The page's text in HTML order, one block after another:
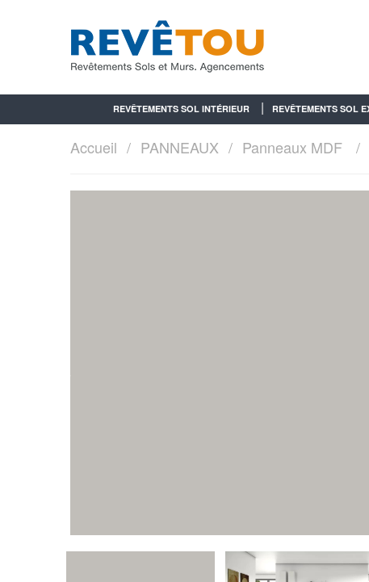
REVÊTEMENTS SOL INTÉRIEUR REVÊTEMENTS SOL
Accueil PANNEAUX Panneaux MDF